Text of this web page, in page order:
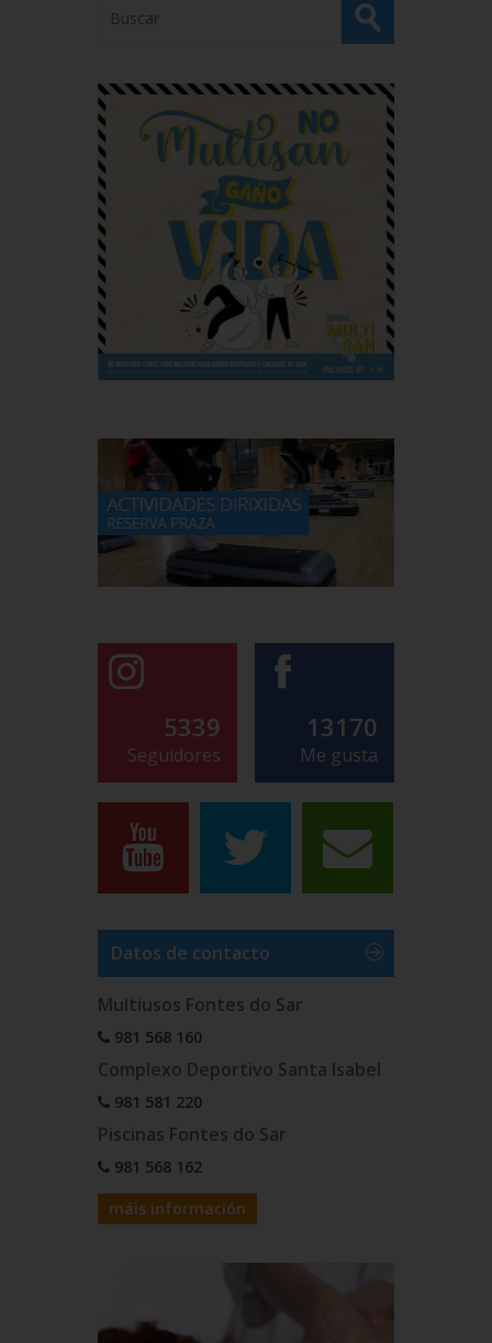
5339
Seguidores
13170
Me gusta
Datos de contacto
Multiusos Fontes do Sar
981 568 160
Complexo Deportivo Santa Isabel
981 581 220
Piscinas Fontes do Sar
981 568 162
máis información